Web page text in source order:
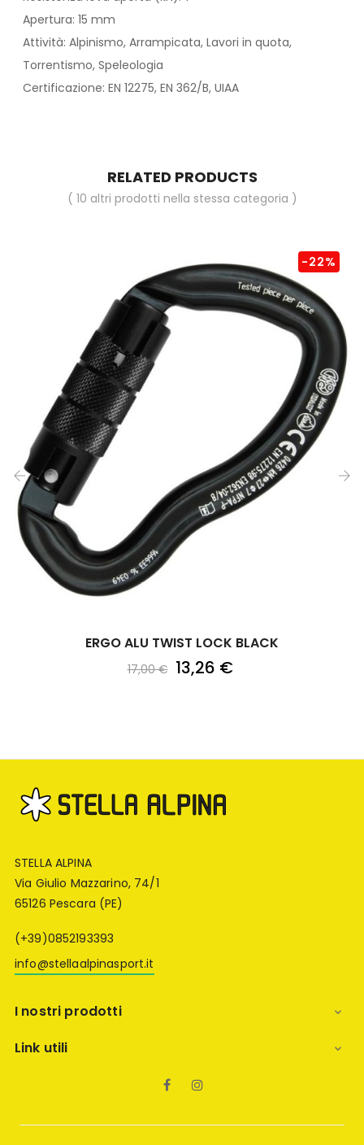
Apertura: 15 mm
Attività: Alpinismo, Arrampicata, Lavori in quota,
Torrentismo, Speleologia
Certificazione: EN 12275, EN 362/B, UIAA
RELATED PRODUCTS
( 10 altri prodotti nella stessa categoria )
ERGO ALU TWIST LOCK BLACK
17,00 €
-22%
13,26 €
‹
STELLA ALPINA
Via Giulio Mazzarino, 74/1
65126 Pescara (PE)
(+39)0852193393
info@stellaalpinasport.it
I nostri prodotti 
Link utili 
Facebook